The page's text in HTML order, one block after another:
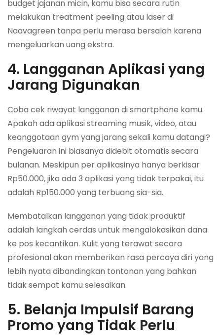
budget jajanan micin, kamu bisa secara rutin
melakukan treatment peeling atau laser di
Naavagreen tanpa perlu merasa bersalah karena
mengeluarkan uang ekstra.
4. Langganan Aplikasi yang
Jarang Digunakan
Coba cek riwayat langganan di smartphone kamu.
Apakah ada aplikasi streaming musik, video, atau
keanggotaan gym yang jarang sekali kamu datangi?
Pengeluaran ini biasanya didebit otomatis secara
bulanan. Meskipun per aplikasinya hanya berkisar
Rp50.000, jika ada 3 aplikasi yang tidak terpakai, itu
adalah Rp150.000 yang terbuang sia-sia.
Membatalkan langganan yang tidak produktif
adalah langkah cerdas untuk mengalokasikan dana
ke pos kecantikan. Kulit yang terawat secara
profesional akan memberikan rasa percaya diri yang
lebih nyata dibandingkan tontonan yang bahkan
tidak sempat kamu selesaikan.
5. Belanja Impulsif Barang
Promo yang Tidak Perlu